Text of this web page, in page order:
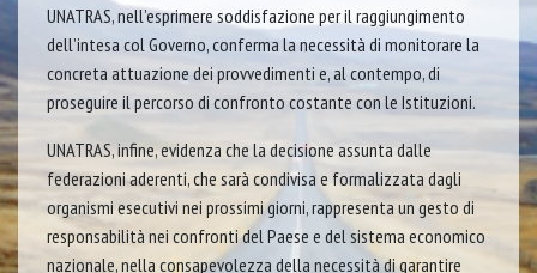
UNATRAS, nell’esprimere soddisfazione per il raggiungimento
dell’intesa col Governo, conferma la necessità di monitorare la
concreta attuazione dei provvedimenti e, al contempo, di
proseguire il percorso di confronto costante con le Istituzioni.
UNATRAS, infine, evidenza che la decisione assunta dalle
federazioni aderenti, che sarà condivisa e formalizzata dagli
organismi esecutivi nei prossimi giorni, rappresenta un gesto di
responsabilità nei confronti del Paese e del sistema economico
nazionale, nella consapevolezza della necessità di garantire